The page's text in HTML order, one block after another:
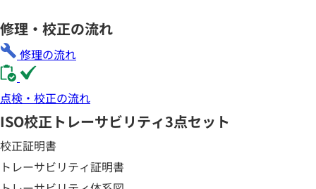
修理・校正の流れ
修理の流れ
点検・校正の流れ
ISO校正 トレーサビリティ3点セット
校正証明書
トレーサビリティ証明書